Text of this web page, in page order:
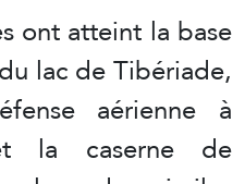
ont atteint la base
lac de Tibériade,
aérienne à
et la caserne de